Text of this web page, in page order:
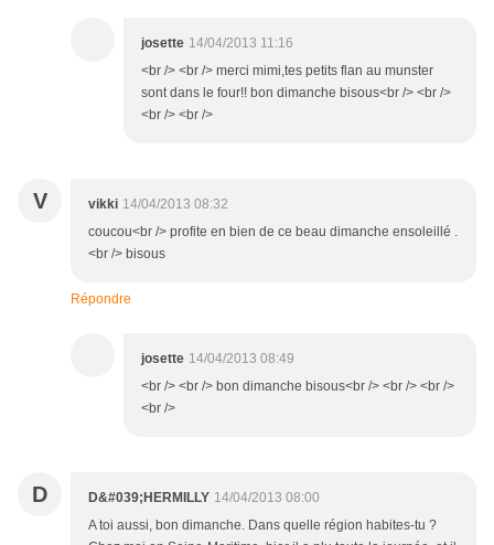
josette 14/04/2013 11:16
<br /> <br /> merci mimi,tes petits flan au munster
sont dans le four!! bon dimanche bisous<br /> <br />
<br /> <br />
V vikki 14/04/2013 08:32
coucou<br /> profite en bien de ce beau dimanche ensoleillé .
<br /> bisous
Répondre
josette 14/04/2013 08:49
<br /> <br /> bon dimanche bisous<br /> <br /> <br />
<br />
D D&#039;HERMILLY 14/04/2013 08:00
A toi aussi, bon dimanche. Dans quelle région habites-tu ?